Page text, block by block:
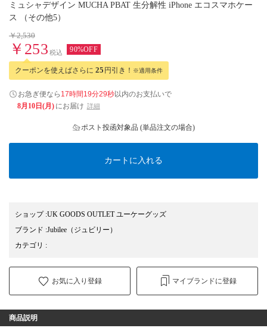
ミュシャデザイン MUCHA PBAT 生分解性 iPhone エコスマホケー
ス （その他5）
￥2,530
￥253 税込 90%OFF
クーポンを使えばさらに 25 円引き！ ※適用条件
お急ぎ便なら 17時間19分28秒以内のお支払いで
8月10日(月) にお届け 詳細
ポスト投函対象品 (単品注文の場合)
カートに入れる
ショップ:UK GOODS OUTLET ユーケーグッズ
ブランド :Jubilee （ジュビリー）
カテゴリ :
お気に入り登録 マイブランドに登録
商品説明